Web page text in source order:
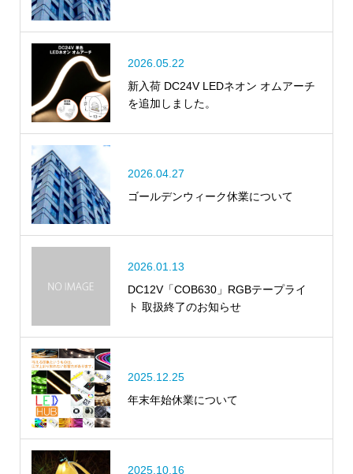
2026.05.22
新入荷 DC24V LEDネオン オムアーチ
を追加しました。
2026.04.27
ゴールデンウィーク休業について
2026.01.13
DC12V「COB630」RGBテープライ
ト 取扱終了のお知らせ
2025.12.25
年末年始休業について
2025.10.16